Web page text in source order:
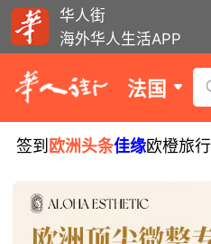
华人街
海外华人生活APP
法国
签到 欧洲头条佳缘欧橙旅行